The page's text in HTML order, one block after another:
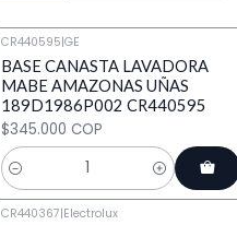
CR440595|GE
BASE CANASTA LAVADORA
MABE AMAZONAS UÑAS
189D1986P002 CR440595
$345.000 COP
Cantidad
CR440367|Electrolux